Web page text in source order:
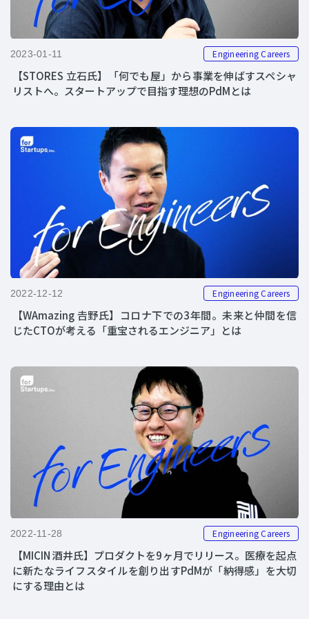
2023-01-11 Engineering Careers
【STORES 立石氏】「何でも屋」から事業を伸ばすスペシャ
リストへ。スタートアップで目指す理想のPdMとは
2022-12-12 Engineering Careers
【WAmazing 𠮷野氏】コロナ下での3年間。未来と仲間を信
じたCTOが考える「重宝されるエンジニア」とは
2022-11-28 Engineering Careers
【MICIN 酒井氏】プロダクトを9ヶ月でリリース。医療を起点
に新たなライフスタイルを創り出すPdMが「納得感」を大切
にする理由とは